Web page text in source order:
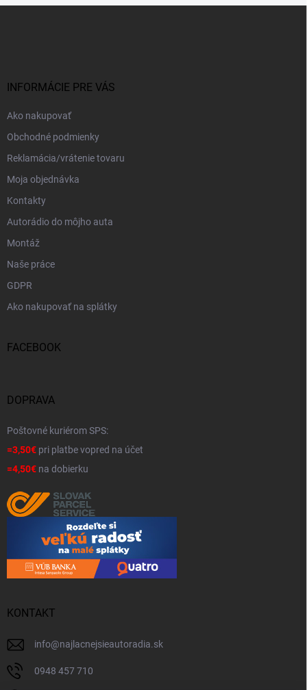
INFORMÁCIE PRE VÁS
Ako nakupovať
Obchodné podmienky
Reklamácia/vrátenie tovaru
Moja objednávka
Kontakty
Autorádio do môjho auta
Montáž
Naše práce
GDPR
Ako nakupovať na splátky
FACEBOOK
DOPRAVA
Poštovné kuriérom SPS:
=3,50€ pri platbe vopred na účet
=4,50€ na dobierku
KONTAKT
info@najlacnejsieautoradia.sk
0948 457 710